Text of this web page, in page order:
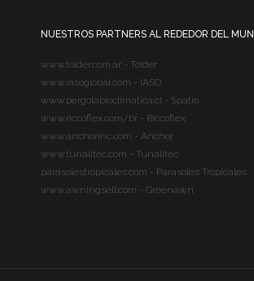
NUESTROS PARTNERS AL REDEDOR DEL
www.tolder.com.ar - Tolder
www.iasoglobal.com - IASO
www.pergolabioclimatica.cl - Spatio
www.riccoflex.com/br - Riccoflex
www.anchorinc.com - Anchor
www.tunalitec.com - Tunalitec
parasolestropicales.com - Parasoles Tropicales
www.awningsell.com - Greenawn